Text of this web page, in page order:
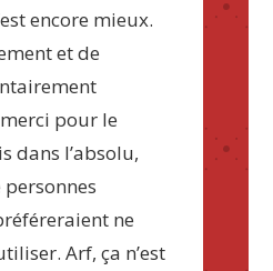
encore mieux.
et de
pour le
dans l’absolu,
ne
Arf, ça n’est